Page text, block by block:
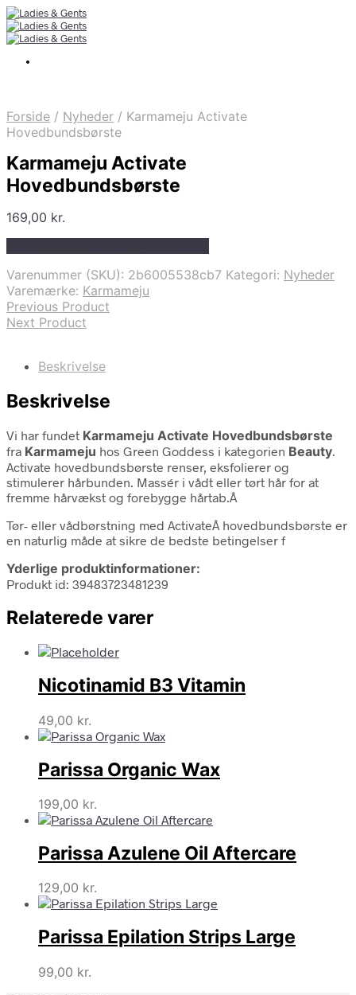
Forside / Nyheder / Karmameju Activate
Hovedbundsbørste
Karmameju Activate
Hovedbundsbørste
169,00 kr.
Varenummer (SKU): 2b6005538cb7 Kategori: Nyheder
Varemærke: Karmameju
Previous Product
Next Product
Beskrivelse
Beskrivelse
Vi har fundet Karmameju Activate Hovedbundsbørste
fra Karmameju hos Green Goddess i kategorien Beauty.
Activate hovedbundsbørste renser, eksfolierer og
stimulerer hårbunden. Massér i vådt eller tørt hår for at
fremme hårvækst og forebygge hårtab.Â
Tør- eller vådbørstning med ActivateÂ hovedbundsbørste er
en naturlig måde at sikre de bedste betingelser f
Yderlige produktinformationer:
Produkt id: 39483723481239
Relaterede varer
Nicotinamid B3 Vitamin
49,00 kr.
Parissa Organic Wax
199,00 kr.
Parissa Azulene Oil Aftercare
129,00 kr.
Parissa Epilation Strips Large
99,00 kr.